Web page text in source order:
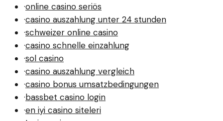
·online casino seriös
·casino auszahlung unter 24 stunden
·schweizer online casino
·casino schnelle einzahlung
·sol casino
·casino auszahlung vergleich
·casino bonus umsatzbedingungen
·bassbet casino login
·en iyi casino siteleri